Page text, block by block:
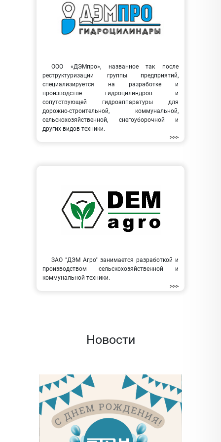
ООО «ДЭМпро», названное так после
реструктуризации группы предприятий,
специализируется на разработке и
производстве гидроцилиндров и
сопутствующей гидроаппаратуры для
дорожно-строительной, коммунальной,
сельскохозяйственной, снегоуборочной и
других видов техники.
>>>
ЗАО "ДЭМ Агро" занимается разработкой и
производством сельскохозяйственной и
коммунальной техники.
>>>
Новости